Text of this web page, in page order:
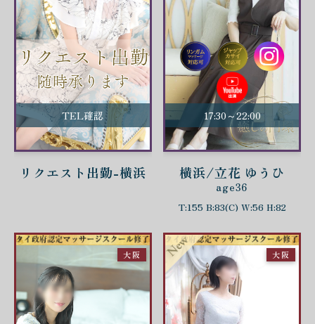
TEL確認
リクエスト出勤-横浜
17:30～22:00
横浜/立花 ゆうひ
age36
T:155 B:83(C) W:56 H:82
大阪 大阪